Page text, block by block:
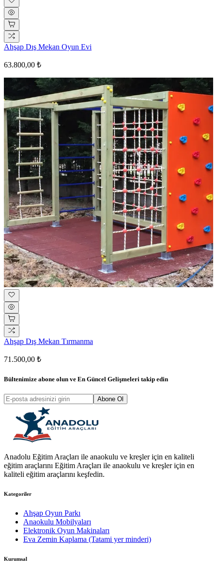
Ahşap Dış Mekan Oyun Evi
63.800,00 ₺
Ahşap Dış Mekan Tırmanma
71.500,00 ₺
Bültenimize abone olun ve En Güncel Gelişmeleri takip edin
Abone Ol
Anadolu Eğitim Araçları ile anaokulu ve kreşler için en kaliteli
eğitim araçlarını Eğitim Araçları ile anaokulu ve kreşler için en
kaliteli eğitim araçlarını keşfedin.
Kategoriler
Ahşap Oyun Parkı
Anaokulu Mobilyaları
Elektronik Oyun Makinaları
Eva Zemin Kaplama (Tatami yer minderi)
Kurumsal